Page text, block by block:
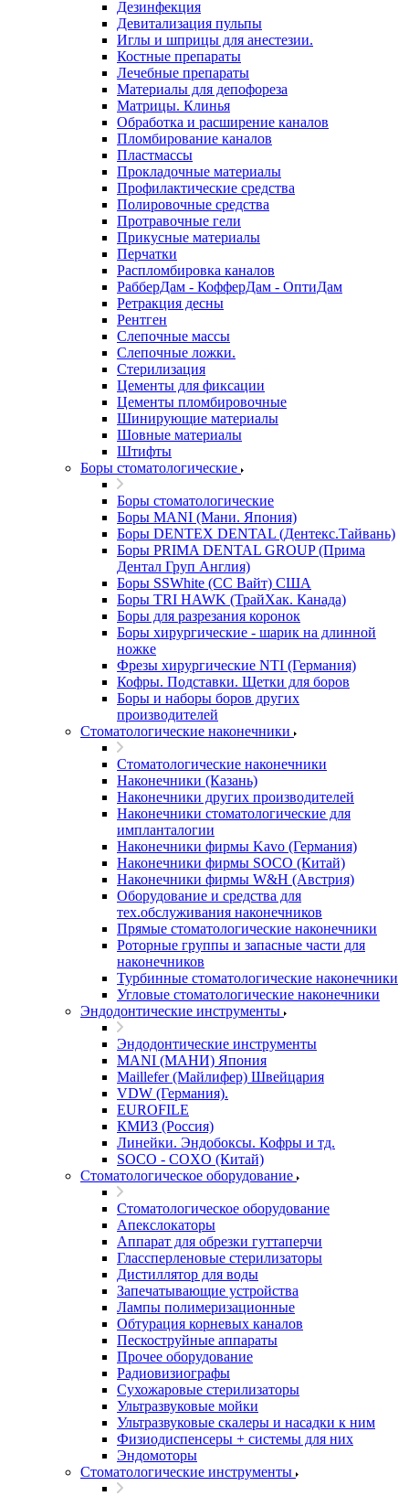
Дезинфекция
Девитализация пульпы
Иглы и шприцы для анестезии.
Костные препараты
Лечебные препараты
Материалы для депофореза
Матрицы. Клинья
Обработка и расширение каналов
Пломбирование каналов
Пластмассы
Прокладочные материалы
Профилактические средства
Полировочные средства
Протравочные гели
Прикусные материалы
Перчатки
Распломбировка каналов
РабберДам - КофферДам - ОптиДам
Ретракция десны
Рентген
Слепочные массы
Слепочные ложки.
Стерилизация
Цементы для фиксации
Цементы пломбировочные
Шинирующие материалы
Шовные материалы
Штифты
Боры стоматологические
Боры стоматологические
Боры MANI (Мани. Япония)
Боры DENTEX DENTAL (Дентекс.Тайвань)
Боры PRIMA DENTAL GROUP (Прима
Дентал Груп Англия)
Боры SSWhite (СС Вайт) США
Боры TRI HAWK (ТрайХак. Канада)
Боры для разрезания коронок
Боры хирургические - шарик на длинной
ножке
Фрезы хирургические NTI (Германия)
Кофры. Подставки. Щетки для боров
Боры и наборы боров других
производителей
Стоматологические наконечники
Стоматологические наконечники
Наконечники (Казань)
Наконечники других производителей
Наконечники стоматологические для
импланталогии
Наконечники фирмы Kavo (Германия)
Наконечники фирмы SOCO (Китай)
Наконечники фирмы W&H (Австрия)
Оборудование и средства для
тех.обслуживания наконечников
Прямые стоматологические наконечники
Роторные группы и запасные части для
наконечников
Турбинные стоматологические наконечники
Угловые стоматологические наконечники
Эндодонтические инструменты
Эндодонтические инструменты
MANI (МАНИ) Япония
Maillefer (Майлифер) Швейцария
VDW (Германия).
EUROFILE
КМИЗ (Россия)
Линейки. Эндобоксы. Кофры и тд.
SOCO - COXO (Китай)
Стоматологическое оборудование
Стоматологическое оборудование
Апекслокаторы
Аппарат для обрезки гуттаперчи
Глассперленовые стерилизаторы
Дистиллятор для воды
Запечатывающие устройства
Лампы полимеризационные
Обтурация корневых каналов
Пескоструйные аппараты
Прочее оборудование
Радиовизиографы
Сухожаровые стерилизаторы
Ультразвуковые мойки
Ультразвуковые скалеры и насадки к ним
Физиодиспенсеры + системы для них
Эндомоторы
Стоматологические инструменты